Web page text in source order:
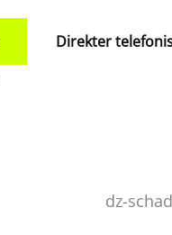
Direkter